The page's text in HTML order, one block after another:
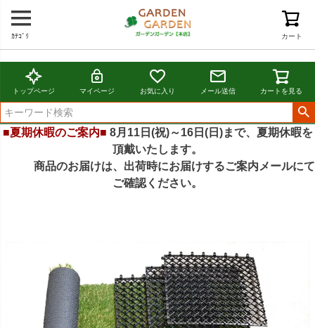
カート
ｶﾃｺﾞﾘ
トップページ マイページ お気に入り メール送信 カートを見る
■夏期休暇のご案内■ 8月11日(祝)～16日(日)まで、夏期休暇を
頂戴いたします。
商品のお届けは、出荷時にお届けするご案内メールにて
ご確認ください。